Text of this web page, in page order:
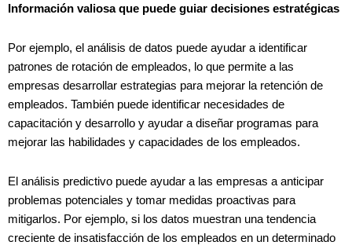
Información valiosa que puede guiar decisiones estratégicas
Por ejemplo, el análisis de datos puede ayudar a identificar
patrones de rotación de empleados, lo que permite a las
empresas desarrollar estrategias para mejorar la retención de
empleados. También puede identificar necesidades de
capacitación y desarrollo y ayudar a diseñar programas para
mejorar las habilidades y capacidades de los empleados.
El análisis predictivo puede ayudar a las empresas a anticipar
problemas potenciales y tomar medidas proactivas para
mitigarlos. Por ejemplo, si los datos muestran una tendencia
creciente de insatisfacción de los empleados en un determinado